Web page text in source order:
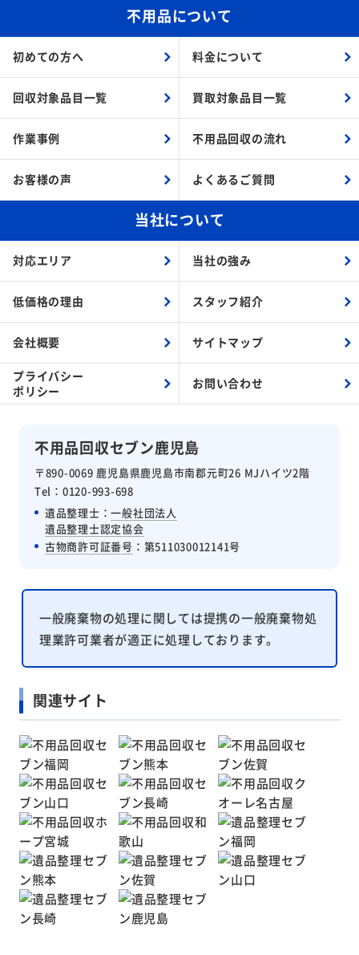
不用品回収セブン鹿児島
〒890-0069 鹿児島県鹿児島市南郡元町26 MJハイツ2階
Tel：0120-993-698
遺品整理士：一般社団法人
遺品整理士認定協会
古物商許可証番号 ：第511030012141号
不用品について
初めての方へ 料金について
回収対象品目一覧 買取対象品目一覧
作業事例 不用品回収の流れ
お客様の声 よくあるご質問
当社について
対応エリア 当社の強み
低価格の理由 スタッフ紹介
会社概要 サイトマップ
プライバシー
ポリシー
お問い合わせ
一般廃棄物の処理に関しては提携の一般廃棄物処
理業許可業者が適正に処理しております。
関連サイト